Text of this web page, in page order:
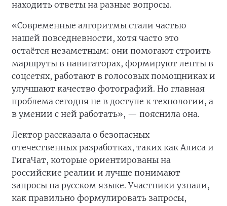
находить ответы на разные вопросы.
«Современные алгоритмы стали частью
нашей повседневности, хотя часто это
остаётся незаметным: они помогают строить
маршруты в навигаторах, формируют ленты в
соцсетях, работают в голосовых помощниках и
улучшают качество фотографий. Но главная
проблема сегодня не в доступе к технологии, а
в умении с ней работать», — пояснила она.
Лектор рассказала о безопасных
отечественных разработках, таких как Алиса и
ГигаЧат, которые ориентированы на
российские реалии и лучше понимают
запросы на русском языке. Участники узнали,
как правильно формулировать запросы,